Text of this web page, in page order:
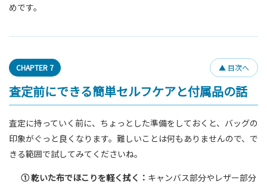
めです。
CHAPTER 7 ▲ 目次へ
査定前にできる簡単セルフケアと付属品の話
査定に持っていく前に、ちょっとした準備をしておくと、バッグの
印象がぐっと良くなります。難しいことは何もありませんので、で
きる範囲で試してみてくださいね。
① 乾いた布でほこりを軽く拭く： キャンバス部分やレザー部分